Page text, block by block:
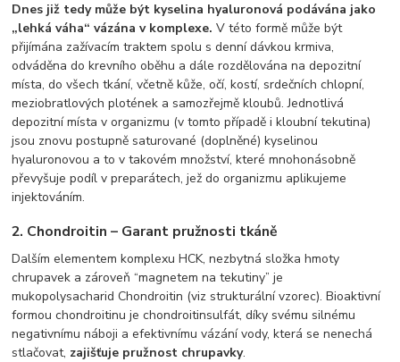
Dnes již tedy může být kyselina hyaluronová podávána jako
„lehká váha“ vázána v komplexe. V této formě může být
přijímána zažívacím traktem spolu s denní dávkou krmiva,
odváděna do krevního oběhu a dále rozdělována na depozitní
místa, do všech tkání, včetně kůže, očí, kostí, srdečních chlopní,
meziobratlových plotének a samozřejmě kloubů. Jednotlivá
depozitní místa v organizmu (v tomto případě i kloubní tekutina)
jsou znovu postupně saturované (doplněné) kyselinou
hyaluronovou a to v takovém množství, které mnohonásobně
převyšuje podíl v preparátech, jež do organizmu aplikujeme
injektováním.
2. Chondroitin – Garant pružnosti tkáně
Dalším elementem komplexu HCK, nezbytná složka hmoty
chrupavek a zároveň “magnetem na tekutiny” je
mukopolysacharid Chondroitin (viz strukturální vzorec). Bioaktivní
formou chondroitinu je chondroitinsulfát, díky svému silnému
negativnímu náboji a efektivnímu vázání vody, která se nenechá
stlačovat, zajišťuje pružnost chrupavky.